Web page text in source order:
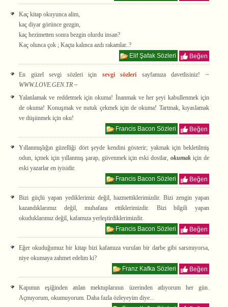
Kaç kitap okuyunca alim,
kaç diyar görünce gezgin,
kaç hezimetten sonra bezgin olurdu insan?
Kaç olunca çok ; Kaçta kalınca azdı rakamlar..?
Elif Şafak Sözleri
Beğen
En güzel sevgi sözleri için sevgi sözleri sayfamıza davetlisiniz! ~
WWW.LOVE.GEN.TR ~
Yalanlamak ve reddetmek için okuma! İnanmak ve her şeyi kabullenmek için
de okuma! Konuşmak ve nutuk çekmek için de okuma! Tartmak, kıyaslamak
ve düşünmek için oku!
Francis Bacon Sözleri
Beğen
Yıllanmışlığın güzelliği dört şeyde kendini gösterir; yakmak için bekletilmiş
odun, içmek için yıllanmış şarap, güvenmek için eski dostlar,okumak için de
eski yazarlar en iyisidir.
Francis Bacon Sözleri
Beğen
Bizi güçlü yapan yediklerimiz değil, hazmettiklerimizdir. Bizi zengin yapan
kazandıklarımız değil, muhafaza ettiklerimizdir. Bizi bilgili yapan
okuduklarımız değil, kafamıza yerleştirdiklerimizdir.
Francis Bacon Sözleri
Beğen
Eğer okuduğumuz bir kitap bizi kafamıza vurulan bir darbe gibi sarsmıyorsa,
niye okumaya zahmet edelim ki?
Franz Kafka Sözleri
Beğen
Kapımın eşiğinden atılan mektuplarının üzerinden atlıyorum her gün.
Açmıyorum, okumuyorum. Daha fazla özleyeyim diye...